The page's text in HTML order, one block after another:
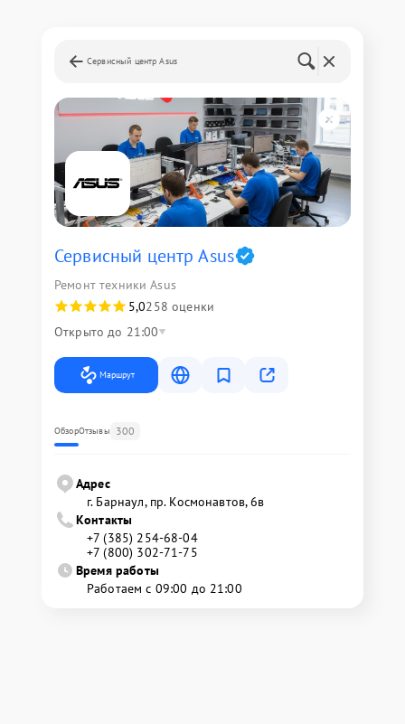
Сервисный центр Asus
Сервисный центр Asus
Ремонт техники Asus
5,0258 оценки
Открыто до 21:00
Маршрут
ОбзорОтзывы 300
Адрес
г. Барнаул, ​пр. Космонавтов, 6в
Контакты
+7 (385) 254-68-04
+7 (800) 302-71-75
Время работы
Работаем с 09:00 до 21:00